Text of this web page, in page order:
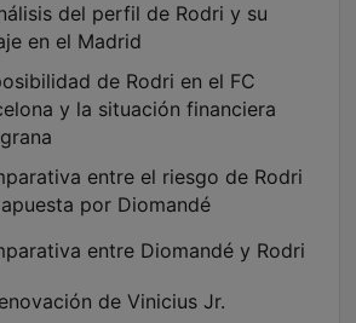
del perfil de Rodri y su
en el Madrid
de Rodri en el FC
y la situación financiera
entre el riesgo de Rodri
por Diomandé
entre Diomandé y Rodri
de Vinicius Jr.